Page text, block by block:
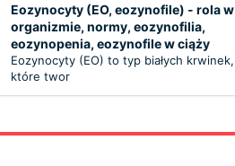
Eozynocyty (EO, eozynofile) - rola w
organizmie, normy, eozynofilia,
eozynopenia, eozynofile w ciąży
Eozynocyty (EO) to typ białych krwinek,
które twor